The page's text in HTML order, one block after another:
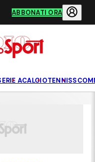
ABBONATI ORA
ACALCIOTENNIS